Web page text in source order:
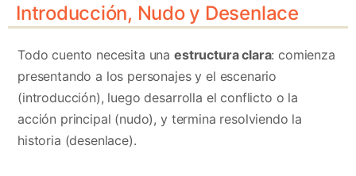
Introducción, Nudo y Desenlace
Todo cuento necesita una estructura clara: comienza
presentando a los personajes y el escenario
(introducción), luego desarrolla el conflicto o la
acción principal (nudo), y termina resolviendo la
historia (desenlace).